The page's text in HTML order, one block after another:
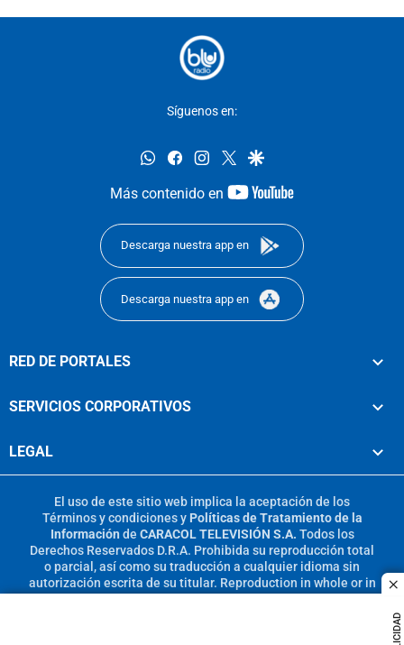
Síguenos en:
whatsappfacebookinstagram
twittergoogle
Más contenido en
youtube-
Descarga nuestra app en
Descarga nuestra app en
RED DE PORTALES
SERVICIOS CORPORATIVOS
LEGAL
El uso de este sitio web implica la aceptación de los
Términos y condicionesy Políticas de Tratamiento de la
Información de CARACOL TELEVISIÓN S.A. Todos los
Derechos Reservados D.R.A. Prohibida su reproducción total
o parcial, así como su traducción a cualquier idioma sin
autorización escrita de su titular. Reproduction in whole or in